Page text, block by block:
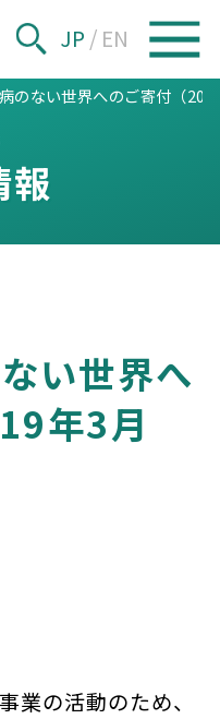
JP / EN
のない世界へのご寄付（
報
い世界へ
年3月
業の活動のため、